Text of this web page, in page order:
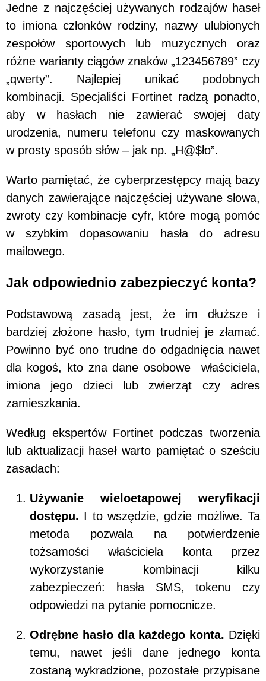
Jedne z najczęściej używanych rodzajów haseł
to imiona członków rodziny, nazwy ulubionych
zespołów sportowych lub muzycznych oraz
różne warianty ciągów znaków „123456789” czy
„qwerty”. Najlepiej unikać podobnych
kombinacji. Specjaliści Fortinet radzą ponadto,
aby w hasłach nie zawierać swojej daty
urodzenia, numeru telefonu czy maskowanych
w prosty sposób słów – jak np. „H@$ło”.
Warto pamiętać, że cyberprzestępcy mają bazy
danych zawierające najczęściej używane słowa,
zwroty czy kombinacje cyfr, które mogą pomóc
w szybkim dopasowaniu hasła do adresu
mailowego.
Jak odpowiednio zabezpieczyć konta?
Podstawową zasadą jest, że im dłuższe i
bardziej złożone hasło, tym trudniej je złamać.
Powinno być ono trudne do odgadnięcia nawet
dla kogoś, kto zna dane osobowe właściciela,
imiona jego dzieci lub zwierząt czy adres
zamieszkania.
Według ekspertów Fortinet podczas tworzenia
lub aktualizacji haseł warto pamiętać o sześciu
zasadach:
Używanie wieloetapowej weryfikacji
dostępu. I to wszędzie, gdzie możliwe. Ta
metoda pozwala na potwierdzenie
tożsamości właściciela konta przez
wykorzystanie kombinacji kilku
zabezpieczeń: hasła SMS, tokenu czy
odpowiedzi na pytanie pomocnicze.
Odrębne hasło dla każdego konta. Dzięki
temu, nawet jeśli dane jednego konta
zostaną wykradzione, pozostałe przypisane